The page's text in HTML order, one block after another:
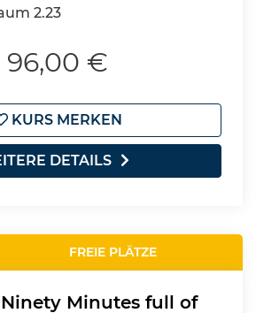
2.23
96,00 €
KURS MERKEN
DETAILS
FREIE PLÄTZE
Minutes full of